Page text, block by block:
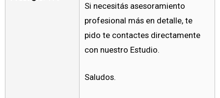
Si necesitás asesoramiento
profesional más en detalle, te
pido te contactes directamente
con nuestro Estudio.
Saludos.